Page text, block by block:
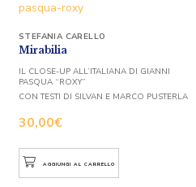
Mirabilia
30,00€
STEFANIA CARELLO
IL CLOSE-UP ALL’ITALIANA DI GIANNI
PASQUA “ROXY”
CON TESTI DI SILVAN E MARCO PUSTERLA
AGGIUNGI AL CARRELLO